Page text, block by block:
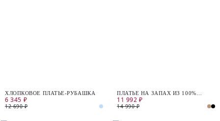
ХЛОПКОВОЕ ПЛАТЬЕ-РУБАШКА
6 345 ₽
12 690 ₽
ПЛАТЬЕ НА ЗАПАХ ИЗ 100%
ХЛОПКА
11 992 ₽
14 990 ₽